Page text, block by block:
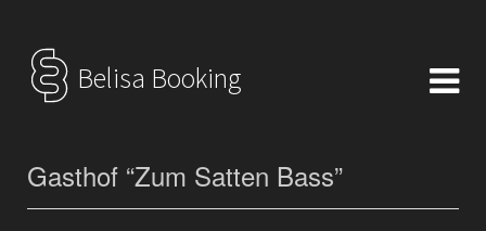
Belisa Booking
Gasthof “Zum Satten Bass”